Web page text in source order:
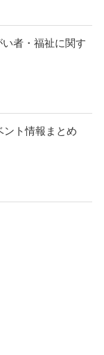
い者・福祉に関す
ント情報まとめ